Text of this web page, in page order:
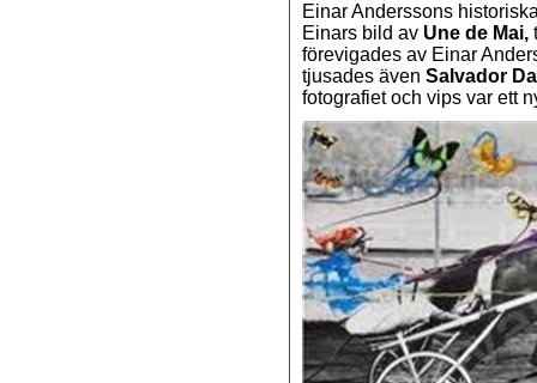
Einar Anderssons
Einars bild av Une de Mai,
förevigades av Einar
tjusades även Salvador
fotografiet och vips var ett